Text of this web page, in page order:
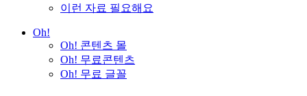
이런 자료 필요해요
Oh!
Oh! 콘텐츠 몰
Oh! 무료콘텐츠
Oh! 무료 글꼴